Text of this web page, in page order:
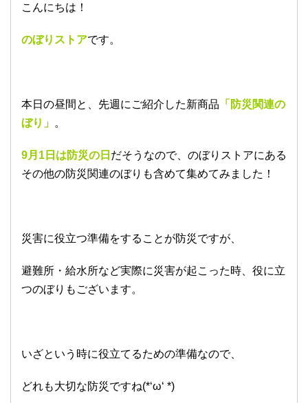
こんにちは！
のぼりストアです。
本日の昼間と、先週にご紹介した新商品 「防災関連の
ぼり」 。
9月1日は防災の日 だそうなので、のぼりストアにある
その他の防災関連のぼりも含めて集めてみました！
災害に役立つ準備をすることが防災ですが、
避難所・給水所など実際に災害が起こった時、役に立
つのぼりもございます。
いざという時に役立てるための準備なので、
どれも大切な防災ですね(*‘ω‘ *)